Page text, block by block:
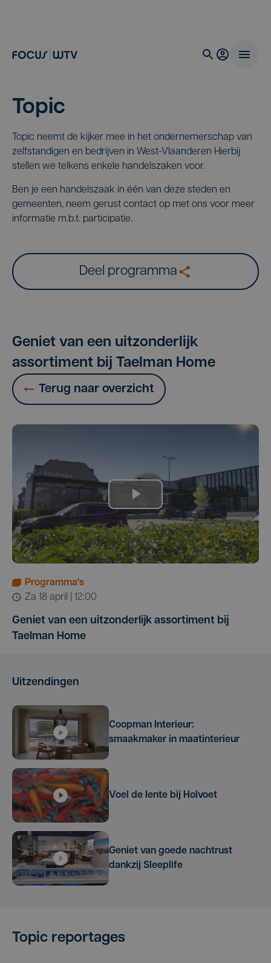
Topic
Topic neemt de kijker mee in het ondernemerschap van
zelfstandigen en bedrijven in West-Vlaanderen Hierbij
stellen we telkens enkele handelszaken voor.
Ben je een handelszaak in één van deze steden en
gemeenten, neem gerust contact op met ons voor meer
informatie m.b.t. participatie.
Deel programma
Geniet van een uitzonderlijk
assortiment bij Taelman Home
Terug naar overzicht
Programma's
za 18 april | 12:00
Geniet van een uitzonderlijk assortiment bij
Taelman Home
Uitzendingen
Coopman Interieur:
smaakmaker in maatinterieur
Voel de lente bij Holvoet
Geniet van goede nachtrust
dankzij Sleeplife
Topic reportages